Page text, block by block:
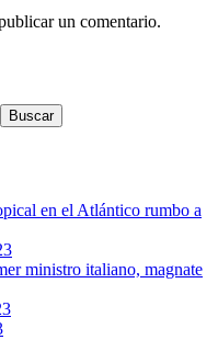
un comentario.
en el Atlántico rumbo a
ministro italiano, magnate